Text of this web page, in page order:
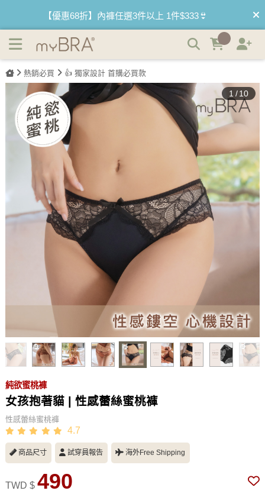
【優惠68折】內褲任選3件以上 1件$333👙
【買內衣免運費】台灣滿1200運費0元🚛
【首購優惠】新客最高可折$150再免運❗
【夏日滿額贈】把衣物壓縮收納袋回家 🌞
【父親節快樂】男內褲5件$999🧔
熱銷必買 👍 獨家設計 首購必買款
1 / 10
純欲蜜桃褲
女孩抱著貓 | 性感蕾絲蜜桃褲
性感蕾絲蜜桃褲
4.7
商品尺寸 試穿員報告 海外Free Shipping
TWD $ 490